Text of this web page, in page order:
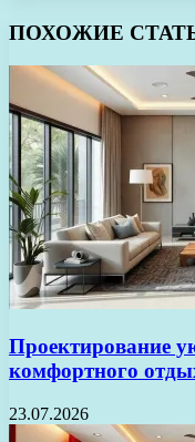
ПОХОЖИЕ
Проектирование
комфортного
23.07.2026